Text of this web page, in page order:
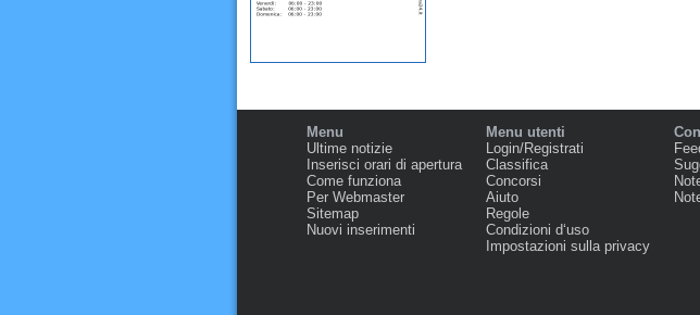
Menu
Ultime notizie
Inserisci orari di apertura
Come funziona
Per Webmaster
Sitemap
Nuovi inserimenti
Menu utenti
Login/Registrati
Classifica
Concorsi
Aiuto
Regole
Condizioni d‘uso
Impostazioni sulla privacy